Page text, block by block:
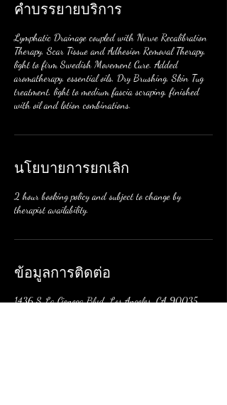
คำบรรยายบริการ
Lymphatic Drainage coupled with Nerve Recalibration
Therapy, Scar Tissue and Adhesion Removal Therapy,
light to firm Swedish Movement Cure. Added
aromatherapy, essential oils, Dry Brushing, Skin Tug
treatment, light to medium fascia scraping, finished
with oil and lotion combinations.
นโยบายการยกเลิก
2 hour booking policy and subject to change by
therapist availability.
ข้อมูลการติดต่อ
1436 S La Cienega Blvd, Los Angeles, CA 90035,